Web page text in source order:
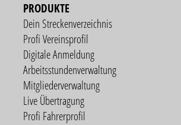
PRODUKTE
Dein Streckenverzeichnis
Profi Vereinsprofil
Digitale Anmeldung
Arbeitsstundenverwaltung
Mitgliederverwaltung
Live Übertragung
Profi Fahrerprofil